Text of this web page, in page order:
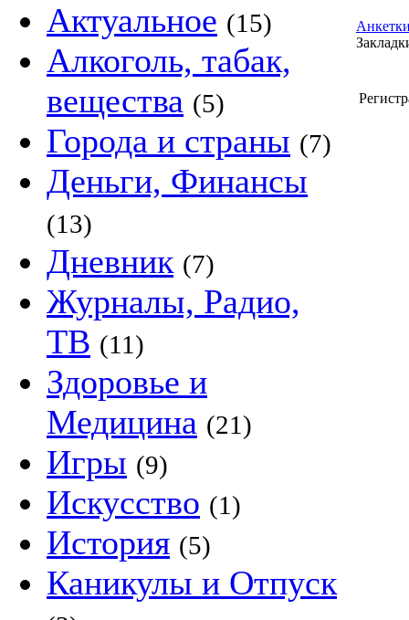
Актуальное (15)
Алкоголь, табак,
вещества (5)
Города и страны (7)
Деньги, Финансы
(13)
Дневник (7)
Журналы, Радио,
ТВ (11)
Здоровье и
Медицина (21)
Игры (9)
Искусство (1)
История (5)
Каникулы и Отпуск